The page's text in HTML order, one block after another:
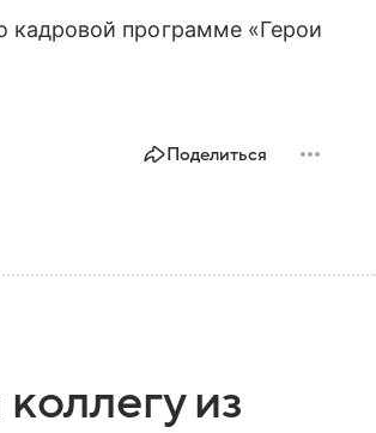
кадровой программе «Герои
Поделиться
из